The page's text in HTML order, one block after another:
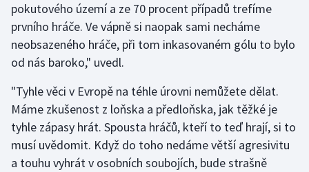
pokutového území a ze 70 procent případů trefíme
prvního hráče. Ve vápně si naopak sami necháme
neobsazeného hráče, při tom inkasovaném gólu to bylo
od nás baroko," uvedl.
"Tyhle věci v Evropě na téhle úrovni nemůžete dělat.
Máme zkušenost z loňska a předloňska, jak těžké je
tyhle zápasy hrát. Spousta hráčů, kteří to teď hrají, si to
musí uvědomit. Když do toho nedáme větší agresivitu
a touhu vyhrát v osobních soubojích, bude strašně